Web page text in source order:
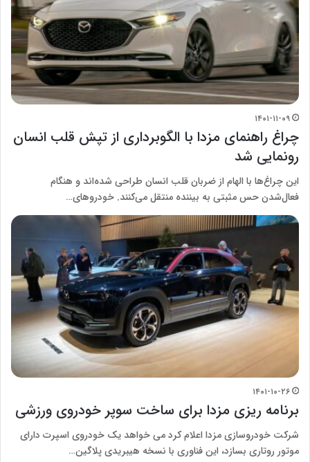
۱۴۰۱-۱۱-۰۹
چراغ راهنمای مزدا با الگوبرداری از تپش قلب انسان
رونمایی شد
این چراغ‌ها با الهام از ضربان قلب انسان طراحی شده‌اند و هنگام
فعال‌شدن حس مثبتی به بیننده منتقل می‌کنند. خودروهای…
۱۴۰۱-۱۰-۲۶
برنامه ریزی مزدا برای ساخت سوپر خودروی ورزشی
شرکت خودروسازی مزدا اعلام کرد می خواهد یک خودروی اسپرت دارای
موتور روتاری بسازد، این فناوری با نسخه هیبریدی پلاگین…